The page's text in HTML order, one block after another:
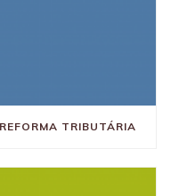
TRIBUTÁRIA